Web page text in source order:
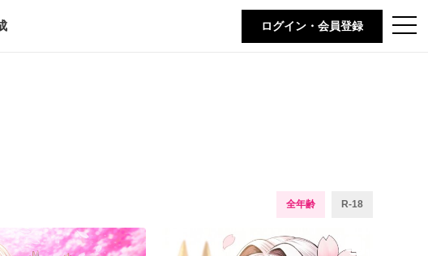
t
o
ログイン・会員登録
全年齢 R-18